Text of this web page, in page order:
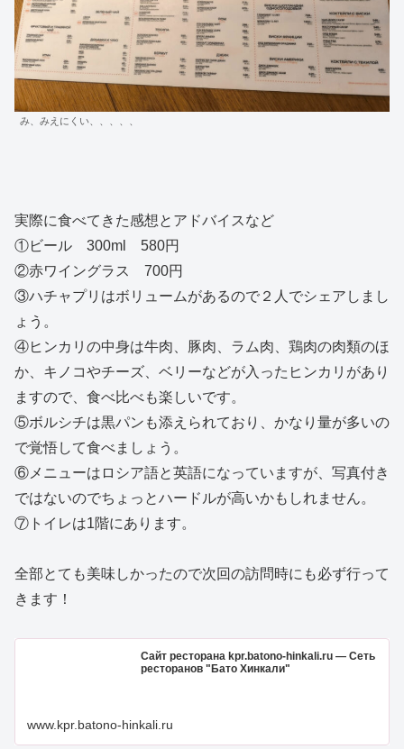
み、みえにくい、、、、、
実際に食べてきた感想とアドバイスなど
①ビール 300ml 580円
②赤ワイングラス 700円
③ハチャプリはボリュームがあるので２人でシェアしまし
ょう。
④ヒンカリの中身は牛肉、豚肉、ラム肉、鶏肉の肉類のほ
か、キノコやチーズ、ベリーなどが入ったヒンカリがあり
ますので、食べ比べも楽しいです。
⑤ボルシチは黒パンも添えられており、かなり量が多いの
で覚悟して食べましょう。
⑥メニューはロシア語と英語になっていますが、写真付き
ではないのでちょっとハードルが高いかもしれません。
⑦トイレは1階にあります。
全部とても美味しかったので次回の訪問時にも必ず行って
きます！
Сайт ресторана kpr.batono-hinkali.ru — Сеть
ресторанов "Бато Хинкали"
www.kpr.batono-hinkali.ru